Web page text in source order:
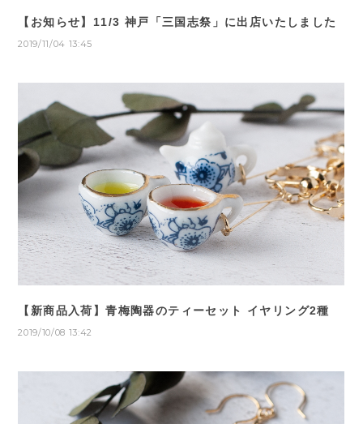
【お知らせ】11/3 神戸「三国志祭」に出店いたしました
2019/11/04 13:45
【新商品入荷】青梅陶器のティーセット イヤリング2種
2019/10/08 13:42